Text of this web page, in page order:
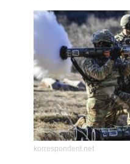
korrespondent.net